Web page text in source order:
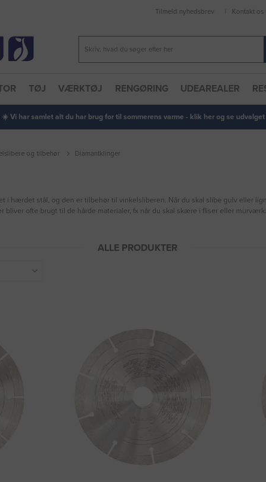
Tilmeld nyhedsbrev Kontakt os
TØJ VÆRKTØJ RENGØRING UDEAREALER
☀️ Vi har samlet alt du har brug for til sommerens varme - klik her og se udvalget
og tilbehør Diamantklinger
i hærdet stål, og den er tilbehør til vinkelsliberen. Når du skal slibe gulv eller
bliver ofte brugt til de hårde materialer, fx når du skal skære i fliser eller murværk.
ALLE PRODUKTER